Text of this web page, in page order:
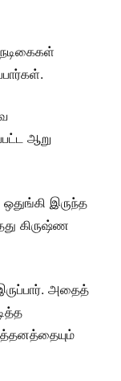
ஆறு
இருந்த
கிருஷ்ண
இருப்பார். அதைத்